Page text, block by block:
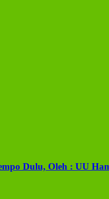
Dulu, Oleh : UU